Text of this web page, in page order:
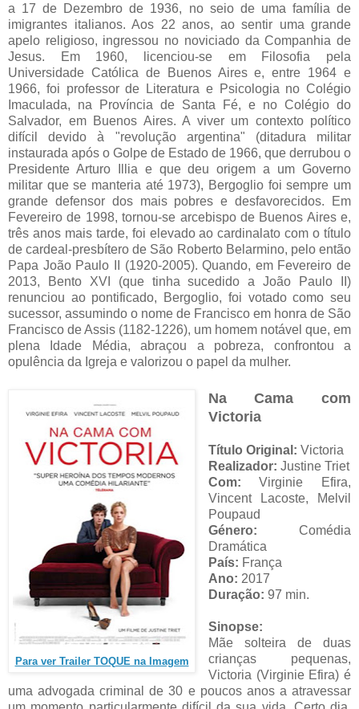
a 17 de Dezembro de 1936, no seio de uma família de
imigrantes italianos. Aos 22 anos, ao sentir uma grande
apelo religioso, ingressou no noviciado da Companhia de
Jesus. Em 1960, licenciou-se em Filosofia pela
Universidade Católica de Buenos Aires e, entre 1964 e
1966, foi professor de Literatura e Psicologia no Colégio
Imaculada, na Província de Santa Fé, e no Colégio do
Salvador, em Buenos Aires. A viver um contexto político
difícil devido à "revolução argentina" (ditadura militar
instaurada após o Golpe de Estado de 1966, que derrubou o
Presidente Arturo Illia e que deu origem a um Governo
militar que se manteria até 1973), Bergoglio foi sempre um
grande defensor dos mais pobres e desfavorecidos. Em
Fevereiro de 1998, tornou-se arcebispo de Buenos Aires e,
três anos mais tarde, foi elevado ao cardinalato com o título
de cardeal-presbítero de São Roberto Belarmino, pelo então
Papa João Paulo II (1920-2005). Quando, em Fevereiro de
2013, Bento XVI (que tinha sucedido a João Paulo II)
renunciou ao pontificado, Bergoglio, foi votado como seu
sucessor, assumindo o nome de Francisco em honra de São
Francisco de Assis (1182-1226), um homem notável que, em
plena Idade Média, abraçou a pobreza, confrontou a
opulência da Igreja e valorizou o papel da mulher.
Para ver Trailer TOQUE na Imagem
Na Cama com
Victoria
Título Original: Victoria
Realizador: Justine Triet
Com:Virginie Efira,
Vincent Lacoste, Melvil
Poupaud
Género: Comédia
Dramática
País: França
Ano: 2017
Duração: 97 min.
Sinopse:
Mãe solteira de duas
crianças pequenas,
Victoria (Virginie Efira) é
uma advogada criminal de 30 e poucos anos a atravessar